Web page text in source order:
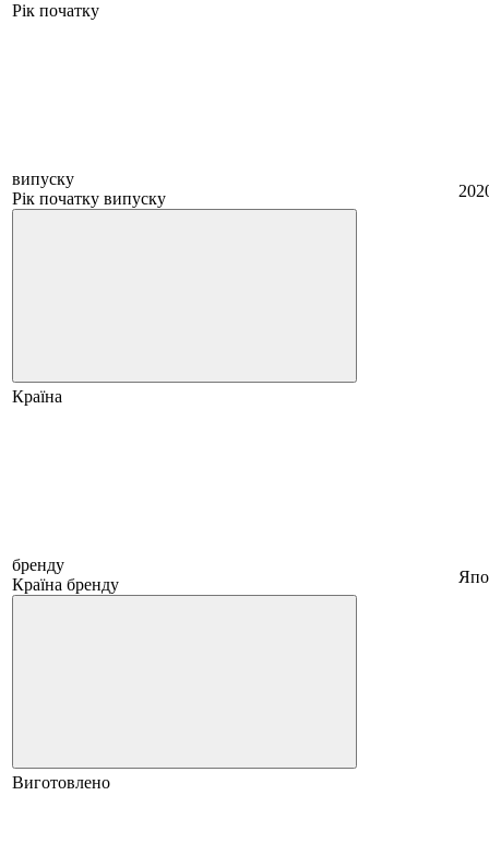
Рік початку
випуску
Рік початку випуску
Країна
бренду
Країна бренду
Виготовлено